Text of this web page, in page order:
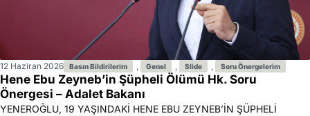
12 Haziran 2026 Basın Bildirilerim , Genel , Slide , Soru Önergelerim
Hene Ebu Zeyneb’in Şüpheli Ölümü Hk. Soru
Önergesi – Adalet Bakanı
YENEROĞLU, 19 YAŞINDAKİ HENE EBU ZEYNEB’İN ŞÜPHELİ